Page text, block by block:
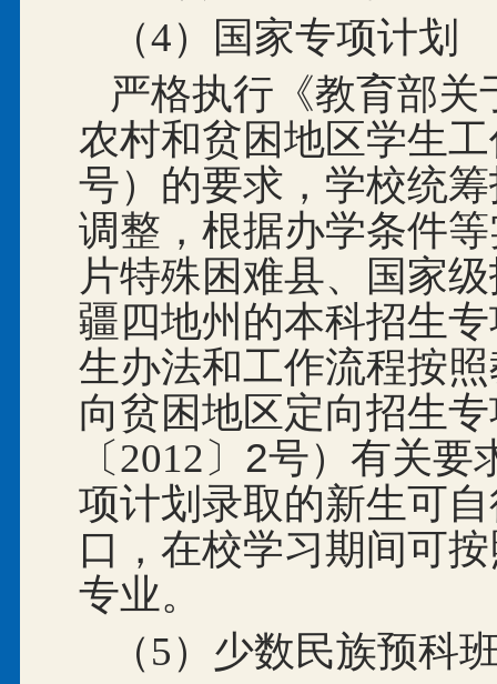
（4）国家专项计划
严格执行《教育部关
农村和贫困地区学生
号）的要求， 学校统
调整，根据办学条件
片特殊困难县、国家
疆四地州的本科招生
生办法和工作流程按
向贫困地区定向招生
〔2012 〕2号）有关要
项计划录取的新生可
口，在校学习期间可
专业。
（5）少数民族预科